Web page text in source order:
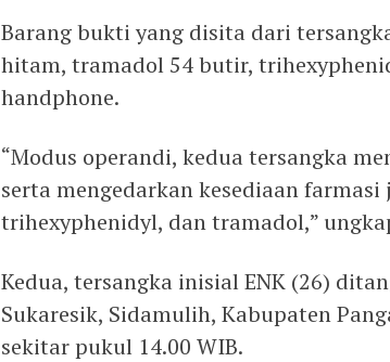
Barang bukti yang disita dari
hitam, tramadol 54 butir,
handphone.
“Modus operandi, kedua tersangka
serta mengedarkan kesediaan farmasi
trihexyphenidyl, dan tramadol,”
Kedua, tersangka inisial ENK (26)
Sukaresik, Sidamulih, Kabupaten
sekitar pukul 14.00 WIB.